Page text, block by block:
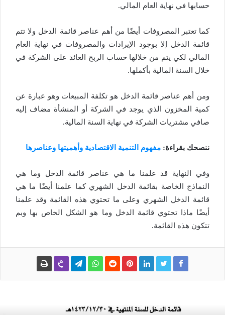
حسابها في نهاية العام المالي.
كما تعتبر المصروفات أيضًا من أهم عناصر قائمة الدخل ولا تتم
قائمة الدخل إلا بوجود الإيرادات والمصروفات في نهاية العام
المالي لكي يتم من خلالها حساب الربح العائد على الشركة في
خلال السنة المالية بأكملها.
ومن أهم عناصر قائمة الدخل هو تكلفة المبيعات وهو عبارة عن
كمية المخزون الذي يوجد في الشركة أو المنشأة مضاف إليه
صافي مشتريات الشركة في نهاية السنة المالية.
ننصحك بقراءة: مفهوم التنمية الاقتصادية وأهميتها وعناصرها
وفي النهاية قد علمنا ما هي عناصر قائمة الدخل وما هي
النماذج الخاصة بقائمة الدخل الشهري كما علمنا أيضًا ما هي
قائمة الدخل الشهري وعلى ما تحتوي هذه القائمة وقد علمنا
أيضًا ماذا تحتوي قائمة الدخل وما هو الشكل الخاص بها وبم
تتكون هذه القائمة.